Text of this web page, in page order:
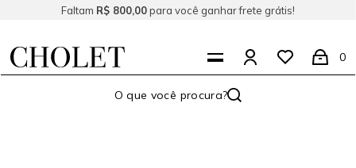
Faltam R$ 800,00para você ganhar frete grátis!
0